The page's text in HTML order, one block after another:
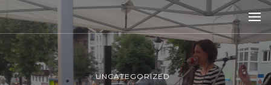
UNCATEGORIZED